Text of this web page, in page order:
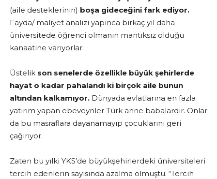
(aile desteklerinin) boşa gideceğini fark ediyor.
Fayda/ maliyet analizi yapınca birkaç yıl daha
üniversitede öğrenci olmanın mantıksız olduğu
kanaatine varıyorlar.
Üstelik son senelerde özellikle büyük şehirlerde
hayat o kadar pahalandı ki birçok aile bunun
altından kalkamıyor. Dünyada evlatlarına en fazla
yatırım yapan ebeveynler Türk anne babalardır. Onlar
da bu masraflara dayanamayıp çocuklarını geri
çağırıyor.
Zaten bu yılki YKS’de büyükşehirlerdeki üniversiteleri
tercih edenlerin sayısında azalma olmuştu. “Tercih